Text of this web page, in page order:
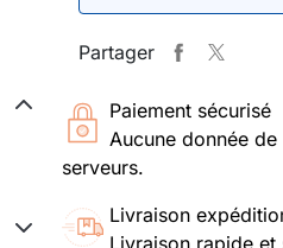
Partager
Paiement sécurisé
Aucune donnée
serveurs.
Livraison
Livraison rapide et